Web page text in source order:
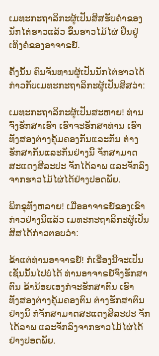
ເມທະກະຖາລິກະຜູ້ເປັນສິສຮັບຄຳຂອງ
ນັກໄຕ່ຮາວແລ້ວ ຂຶ້ນຮາວໄມ້ໄຜ່ ຢືນຢູ່
ເທິງຄໍຂອງອາຈາຣຍ໌.
ຄັ້ງນັ້ນ ຄົນຈັນທານຜູ້ເປັນນັກໄຕ່ຮາວໄດ້
ກ່າວກັບເມທະກະຖາລິກະຜູ້ເປັນສິສວ່າ:
ເມທະກະຖາລິກະຜູ້ເປັນສະຫາຍ! ທ່ານ
ຈົ່ງຮັກສາເຮົາ ເຮົາຈະຮັກສາທ່ານ ເຮົາ
ທັງສອງຕ່າງຄຸ້ມຄອງກັນແລະກັນ ຕ່າງ
ຮັກສາກັນແລະກັນຢ່າງນີ້ ຈັກສາມາດ
ສະແດງສີລະປະ ຈັກໄດ້ລາພ ແລະຈັກລົງ
ຈາກຮາວໄມ້ໄຜ່ໄດ້ຢ່າງປອດພັຍ.
ພິກຂຸທັງຫລາຍ! ເມື່ອອາຈາຣຍ໌ຂອງເຂົາ
ກ່າວຢ່າງນີ້ແລ້ວ ເມທະກະຖາລິກະຜູ້ເປັນ
ສິສໄດ້ກ່າວຕອບວ່າ:
ຂ້າແຕ່ທ່ານອາຈາຣຍ໌! ກໍເຣື່ອງນີ້ຈະເປັນ
ເຊັ່ນນັ້ນໄປບໍ່ໄດ້ ທ່ານອາຈາຣຍ໌ຈົ່ງຮັກສາ
ຕົນ ຂ້ານ້ອຍເອງກໍຈະຮັກສາຕົນ ເຮົາ
ທັງສອງຕ່າງຄຸ້ມຄອງຕົນ ຕ່າງຮັກສາຕົນ
ຢ່າງນີ້ ກໍຈັກສາມາດສະແດງສີລະປະ ຈັກ
ໄດ້ລາພ ແລະຈັກລົງຈາກຮາວໄມ້ໄຜ່ໄດ້
ຢ່າງປອດພັຍ.